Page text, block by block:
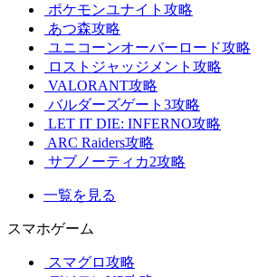
ポケモンユナイト攻略
あつ森攻略
ユニコーンオーバーロード攻略
ロストジャッジメント攻略
VALORANT攻略
バルダーズゲート3攻略
LET IT DIE: INFERNO攻略
ARC Raiders攻略
サブノーティカ2攻略
一覧を見る
スマホゲーム
スマグロ攻略